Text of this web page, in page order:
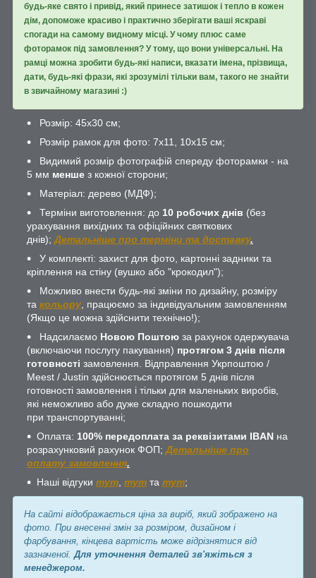
будь-яке свято і привід, який принесе затишок і тепло в кожен
дім, допоможе красиво і практично зберігати ваші яскраві
спогади на самому видному місці. У чому плюс саме
фоторамок під замовлення? У тому, що вони універсальні. На
рамці можна зробити будь-які написи, вказати імена, прізвища,
дати, будь-які фрази, які зрозумілі тільки вам, такого не знайти
в звичайному магазині :)
Розмір: 45х30 см;
Розмір рамок для фото: 7х11, 10х15 см;
Видимий розмір фотографій спереду фоторамки - на
5 мм менше з кожної сторони;
Матеріал: дерево (МДФ);
Терміни виготовлення: до 10 робочих днів (без
урахування вихідних та офіційних святкових
днів); Детальніше про терміни та доставку.
У комплекті: захист для фото, картонні задники та
кріплення на стіну (вушко або "крокодил");
Можливо внести будь-які зміни по дизайну, розміру
та кольору , працюємо за індивідуальним замовленням
(Якщо це можна здійснити технічно!);
Надсилаємо Новою Поштою за рахунок одержувача
(включаючи послугу пакування) протягом 3 днів після
готовності замовлення. Відправлення Укрпоштою /
Meest / Justin здійснюється протягом 5 днів після
готовності замовлення і тільки для маленьких виробів,
які неможливо або дуже складно пошкодити
при транспортуванні;
Оплата: 100% передоплата за реквізитами IBAN на
розрахунковий рахунок ФОП; Детальніше про
оплату замовлення.
Наші відгуки тут тут та тут;
На сайті відображається ціна за виріб, який зображено на
фото. При внесенні змін за розміром, дизайном і
фарбування, кінцева вартість може відрізнятися від
зазначеної. Для уточнення деталей зв'яжіться з
менеджером.